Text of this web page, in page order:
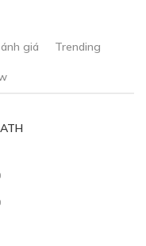
giá Trending